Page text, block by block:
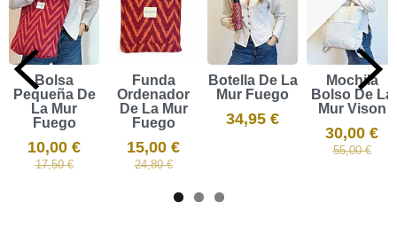
Bolsa
Pequeña De
La Mur
Fuego
10,00 €
17,50 €
Funda
Ordenador
De La Mur
Fuego
15,00 €
24,80 €
Botella De La
Mur Fuego
34,95 €
Mochila
Bolso De La
Mur Vison
30,00 €
55,00 €